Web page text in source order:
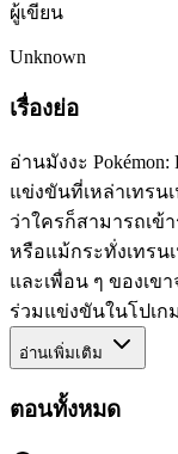
ผู้เขียน
Unknown
เรื่องย่อ
อ่านมังงะ Pokémon:
แข่งขันที่เหล่าเทรน
ว่าใครก็สามารถเข้
หรือแม้กระทั่งเทรน
และเพื่อน ๆ ของเข
ร่วมแข่งขันในโปเ
อ่านเพิ่มเติม
ตอนทั้งหมด